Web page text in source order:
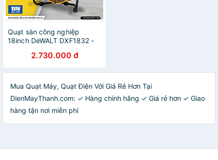
Quạt sàn công nghiệp
18inch DeWALT DXF1832 -
2.730.000 đ
Mua Quạt Máy, Quạt Điện Với Giá Rẻ Hơn Tại
DienMayThanh.com: ✓ Hàng chính hãng ✓ Giá rẻ hơn ✓ Giao
hàng tận nơi miễn phí